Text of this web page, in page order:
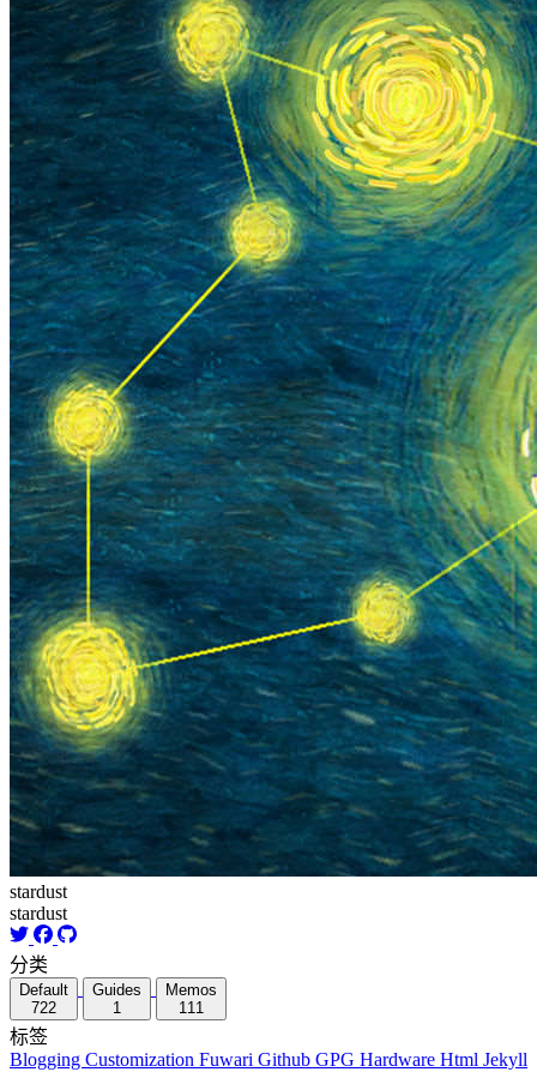
stardust
stardust
分类
Default
722
Guides
1
Memos
111
标签
Blogging Customization Fuwari Github GPG Hardware Html Jekyll